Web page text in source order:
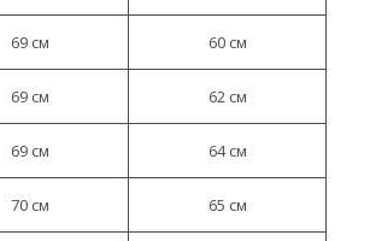
69 см 60 см
69 см 62 см
69 см 64 см
70 см 65 см